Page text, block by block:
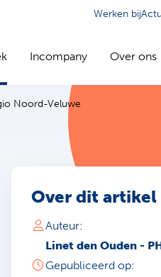
Werken bij
Incompany Over ons
Noord-Veluwe
Over dit artikel
Auteur:
Linet den Ouden -
Gepubliceerd op: